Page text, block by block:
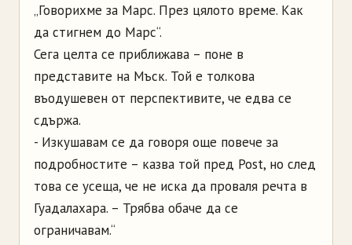
„Говорихме за Марс. През цялото време. Как
да стигнем до Марс“.
Сега целта се приближава – поне в
представите на Мъск. Той е толкова
въодушевен от перспективите, че едва се
сдържа.
- Изкушавам се да говоря още повече за
подробностите – казва той пред Post, но след
това се усеща, че не иска да проваля речта в
Гуадалахара. – Трябва обаче да се
ограничавам.“